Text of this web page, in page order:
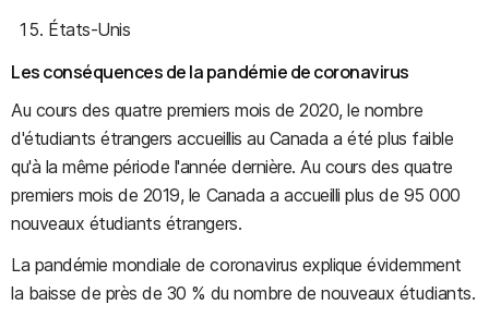
États-Unis
Les conséquences de la pandémie de coronavirus
Au cours des quatre premiers mois de 2020, le nombre
d'étudiants étrangers accueillis au Canada a été plus faible
qu'à la même période l'année dernière. Au cours des quatre
premiers mois de 2019, le Canada a accueilli plus de 95 000
nouveaux étudiants étrangers.
La pandémie mondiale de coronavirus explique évidemment
la baisse de près de 30 % du nombre de nouveaux étudiants.